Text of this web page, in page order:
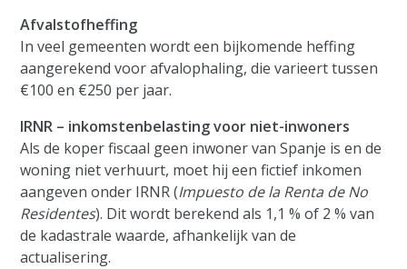
Afvalstofheffing
In veel gemeenten wordt een bijkomende heffing
aangerekend voor afvalophaling, die varieert tussen
€100 en €250 per jaar.
IRNR – inkomstenbelasting voor niet-inwoners
Als de koper fiscaal geen inwoner van Spanje is en de
woning niet verhuurt, moet hij een fictief inkomen
aangeven onder IRNR (Impuesto de la Renta de No
Residentes). Dit wordt berekend als 1,1 % of 2 % van
de kadastrale waarde, afhankelijk van de
actualisering.